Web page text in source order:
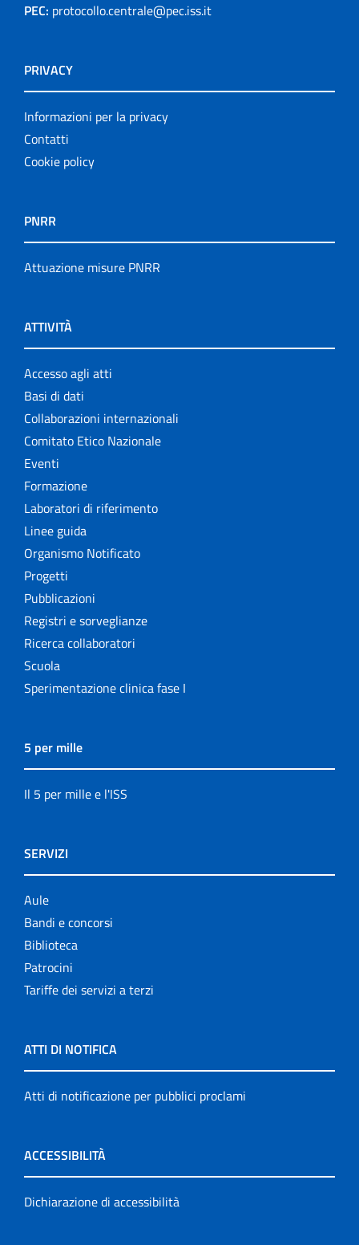
PEC: protocollo.centrale@pec.iss.it
PRIVACY
Informazioni per la privacy
Contatti
Cookie policy
PNRR
Attuazione misure PNRR
ATTIVITÀ
Accesso agli atti
Basi di dati
Collaborazioni internazionali
Comitato Etico Nazionale
Eventi
Formazione
Laboratori di riferimento
Linee guida
Organismo Notificato
Progetti
Pubblicazioni
Registri e sorveglianze
Ricerca collaboratori
Scuola
Sperimentazione clinica fase I
5 per mille
Il 5 per mille e l'ISS
SERVIZI
Aule
Bandi e concorsi
Biblioteca
Patrocini
Tariffe dei servizi a terzi
ATTI DI NOTIFICA
Atti di notificazione per pubblici proclami
ACCESSIBILITÀ
Dichiarazione di accessibilità